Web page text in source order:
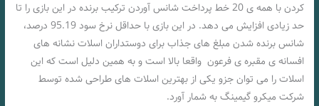
کردن با همه ی 20 خط پرداخت شانس آوردن ترکیب برنده در این بازی را تا
حد زیادی افزایش می دهد. در این بازی با حداقل نرخ سود 95.19 درصد،
شانس برنده شدن مبلغ های جذاب برای دوستداران اسلات نشانه های
افسانه ی مقبره ی فرعون واقعا بالا است و به همین دلیل است که این
اسلات را می توان جزو یکی از بهترین اسلات های طراحی شده توسط
شرکت میکرو گیمینگ به شمار آورد.